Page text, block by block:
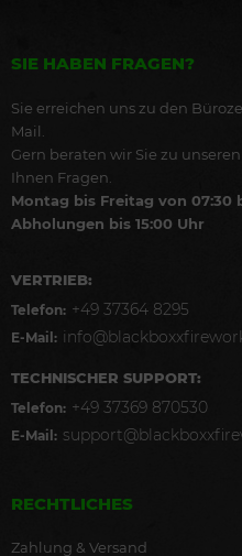
SIE HABEN FRAGEN?
Sie erreichen uns zu den
Mail.
Gern beraten wir Sie zu
Ihnen Fragen.
Montag bis Freitag von 07:30
Abholungen bis 15:00 Uhr
VERTRIEB:
Telefon: +49 37364 8295
E-Mail:
TECHNISCHER SUPPORT:
Telefon: +49 37369 870530
E-Mail:
RECHTLICHES
Zahlung & Versand